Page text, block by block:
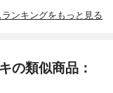
ランキングをもっと見る
の類似商品：